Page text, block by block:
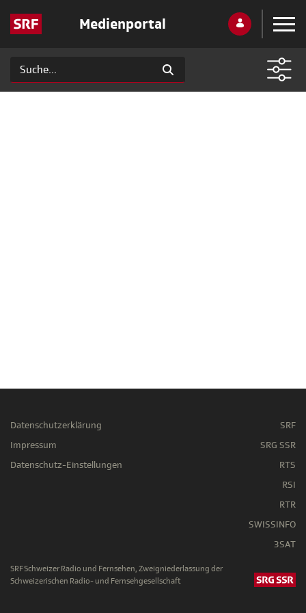
Medienportal
Datenschutzerklärung
Impressum
Datenschutz-Einstellungen
SRF
SRG SSR
RTS
RSI
RTR
SWISSINFO
3SAT
SRF Schweizer Radio und Fernsehen, Zweigniederlassung der
Schweizerischen Radio- und Fernsehgesellschaft